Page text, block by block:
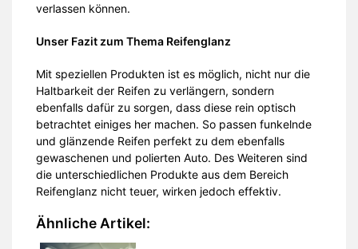
verlassen können.
Unser Fazit zum Thema Reifenglanz
Mit speziellen Produkten ist es möglich, nicht nur die
Haltbarkeit der Reifen zu verlängern, sondern
ebenfalls dafür zu sorgen, dass diese rein optisch
betrachtet einiges her machen. So passen funkelnde
und glänzende Reifen perfekt zu dem ebenfalls
gewaschenen und polierten Auto. Des Weiteren sind
die unterschiedlichen Produkte aus dem Bereich
Reifenglanz nicht teuer, wirken jedoch effektiv.
Ähnliche Artikel: